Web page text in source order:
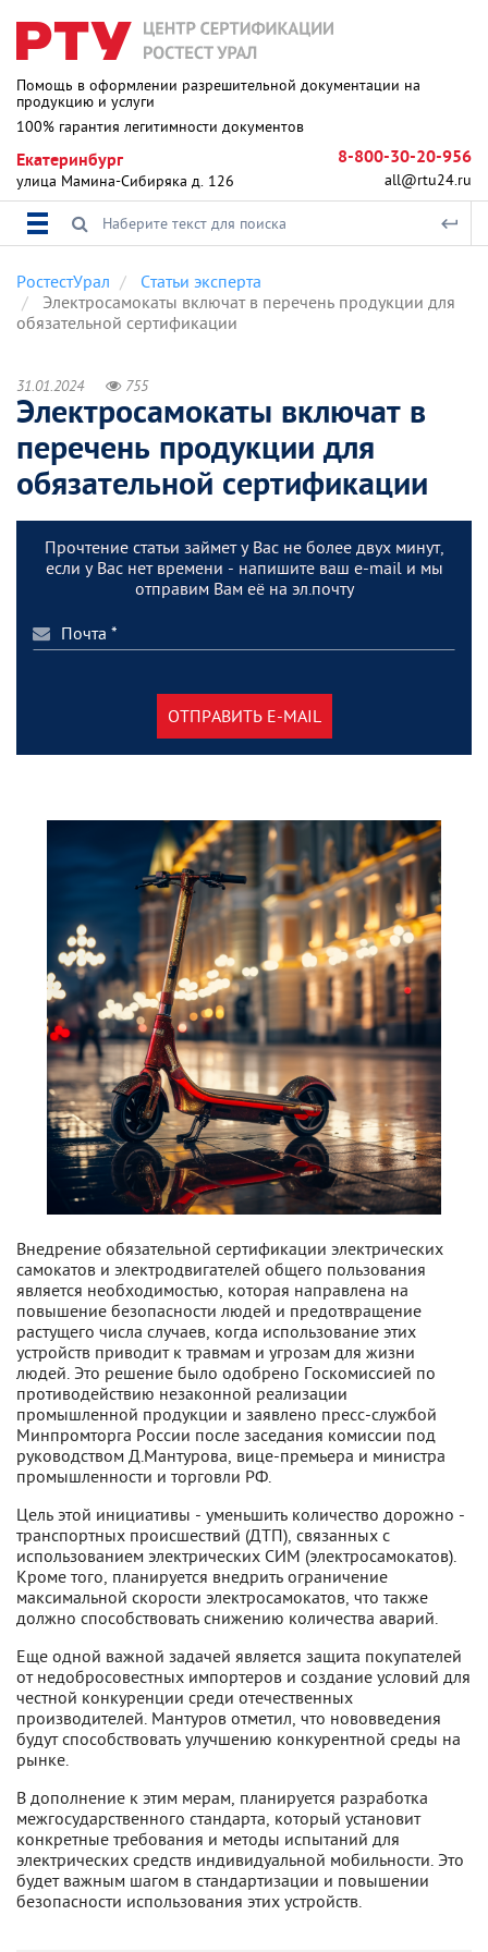
Помощь в оформлении разрешительной документации на
продукцию и услуги
100% гарантия легитимности документов
Екатеринбург
улица Мамина-Сибиряка д. 126
8-800-30-20-956
all@rtu24.ru
РостестУрал
Статьи эксперта
Электросамокаты включат в перечень продукции для
обязательной сертификации
31.01.2024 755
Электросамокаты включат в
перечень продукции для
обязательной сертификации
Прочтение статьи займет у Вас не более двух минут,
если у Вас нет времени - напишите ваш e-mail и мы
отправим Вам её на эл.почту
ОТПРАВИТЬ E-MAIL
Внедрение обязательной сертификации электрических
самокатов и электродвигателей общего пользования
является необходимостью, которая направлена на
повышение безопасности людей и предотвращение
растущего числа случаев, когда использование этих
устройств приводит к травмам и угрозам для жизни
людей. Это решение было одобрено Госкомиссией по
противодействию незаконной реализации
промышленной продукции и заявлено пресс-службой
Минпромторга России после заседания комиссии под
руководством Д.Мантурова, вице-премьера и министра
промышленности и торговли РФ.
Цель этой инициативы - уменьшить количество дорожно -
транспортных происшествий (ДТП), связанных с
использованием электрических СИМ (электросамокатов).
Кроме того, планируется внедрить ограничение
максимальной скорости электросамокатов, что также
должно способствовать снижению количества аварий.
Еще одной важной задачей является защита покупателей
от недобросовестных импортеров и создание условий для
честной конкуренции среди отечественных
производителей. Мантуров отметил, что нововведения
будут способствовать улучшению конкурентной среды на
рынке.
В дополнение к этим мерам, планируется разработка
межгосударственного стандарта, который установит
конкретные требования и методы испытаний для
электрических средств индивидуальной мобильности. Это
будет важным шагом в стандартизации и повышении
безопасности использования этих устройств.